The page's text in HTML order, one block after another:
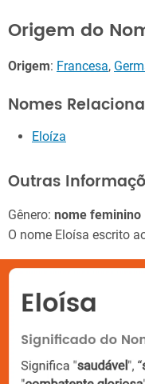
Origem do
Origem: Francesa,
Nomes
Eloíza
Outras
Gênero: nome feminino
O nome Eloísa escrito